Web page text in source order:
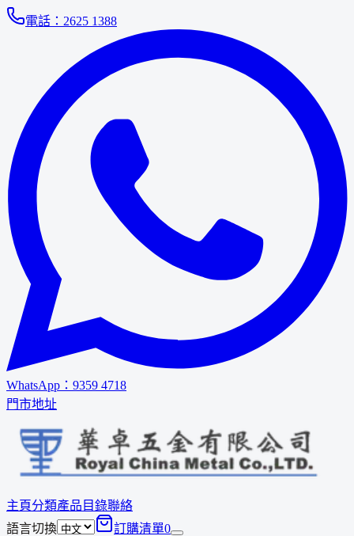
電話： 2625 1388
WhatsApp： 9359 4718
門市地址
主頁分類產品 目錄聯絡
語言切換
訂購清單0